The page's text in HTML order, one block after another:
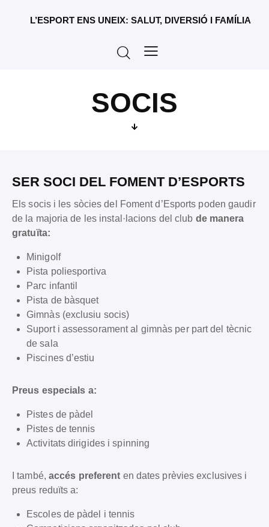
L’ESPORT ENS UNEIX: SALUT, DIVERSIÓ I FAMÍLIA
SOCIS
SER SOCI DEL FOMENT D’ESPORTS
Els socis i les sòcies del Foment d’Esports poden gaudir
de la majoria de les instal·lacions del club de manera
gratuïta:
Minigolf
Pista poliesportiva
Parc infantil
Pista de bàsquet
Gimnàs (exclusiu socis)
Suport i assessorament al gimnàs per part del tècnic
de sala
Piscines d’estiu
Preus especials a:
Pistes de pàdel
Pistes de tennis
Activitats dirigides i spinning
I també, accés preferent en dates prèvies exclusives i
preus reduïts a:
Escoles de pàdel i tennis